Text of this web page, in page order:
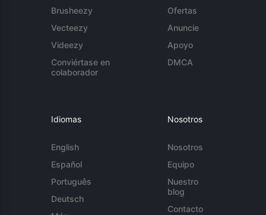
Brusheezy
Vecteezy
Videezy
Conviértase en
colaborador
Ofertas
Anuncie
Apoyo
DMCA
Idiomas
English
Español
Português
Deutsch
Nosotros
Nosotros
Equipo
Nuestro
blog
Contacto